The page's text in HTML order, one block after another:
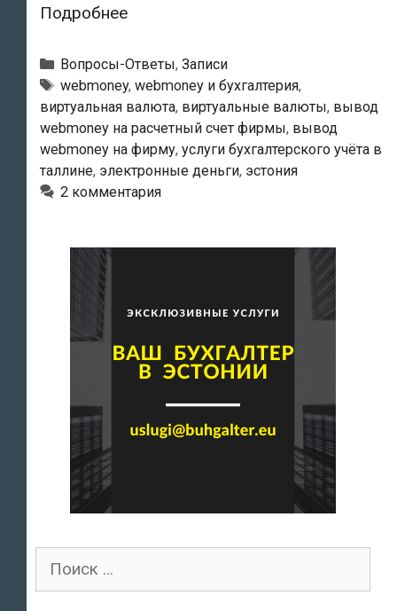
ПодробнееВывод
на
фирму
в
Эстонии
Рубрики
Вопросы-Ответы, Записи
Метки
webmoney, webmoney и бухгалтерия,
виртуальная валюта, виртуальные валюты, вывод
webmoney на расчетный счет фирмы, вывод
webmoney на фирму, услуги бухгалтерского учёта в
таллине, электронные деньги, эстония
2 комментария
Поиск